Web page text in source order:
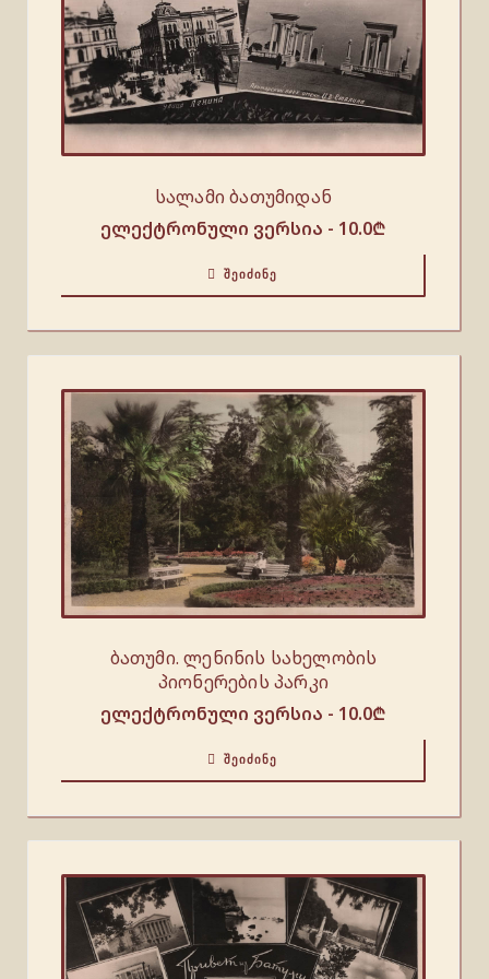
სალამი ბათუმიდან
ელექტრონული ვერსია - 10.0₾
ᲨᲔᲘᲫᲘᲜᲔ
ბათუმი. ლენინის სახელობის
პიონერების პარკი
ელექტრონული ვერსია - 10.0₾
ᲨᲔᲘᲫᲘᲜᲔ